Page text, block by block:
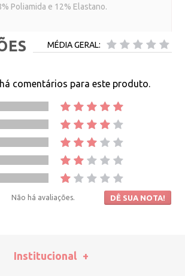
Poliamida e 12% Elastano.
MÉDIA GERAL:
comentários para este produto.
Não há avaliações. DÊ SUA NOTA!
Institucional